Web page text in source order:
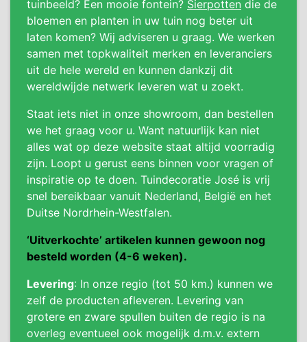
tuinbeeld? Een mooie fontein? Sierpotten die de
bloemen en planten in uw tuin nog beter uit
laten komen? Wij adviseren u graag. We werken
samen met topkwaliteit merken en leveranciers
uit de hele wereld en kunnen dankzij dit
wereldwijde netwerk leveren wat u zoekt.
Staat iets niet in onze showroom, dan bestellen
we het graag voor u. Want natuurlijk kan niet
alles wat op deze website staat altijd voorradig
zijn. Loopt u gerust eens binnen voor vragen of
inspiratie op te doen. Tuindecoratie José is vrij
snel bereikbaar vanuit Nederland, België en het
Duitse Nordrhein-Westfalen.
‘Uitverkochte’ artikelen kunnen gewoon nog
besteld worden (4-6 weken).
Levering: In onze regio (tot 50 km.) kunnen we
zelf de producten afleveren. Levering van
grotere en zware spullen buiten de regio is na
overleg eventueel ook mogelijk d.m.v. extern